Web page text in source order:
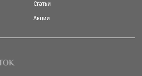
Статьи
Акции